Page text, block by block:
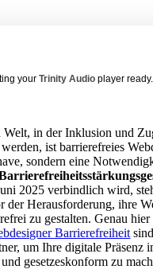
yourTrinity Audio player
Welt, in der Inklusion und
ist barrierefreies
sondern eine
2025 verbindlich wird,
der Herausforderung, ihre
zu gestalten. Genau
Barrierefreiheit
um Ihre digitale Präsenz
gesetzeskonform zu